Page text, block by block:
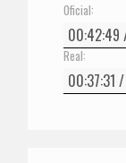
Oficial:
Real: